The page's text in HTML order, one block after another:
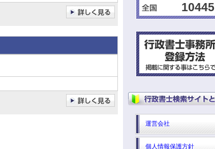
10445
運営会社
個人情報保護方針